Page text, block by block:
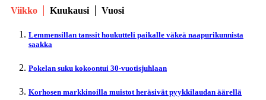
Viikko Kuukausi Vuosi
Lemmensillan tanssit houkutteli paikalle väkeä naapurikunnista
saakka
Pokelan suku kokoontui 30-vuotisjuhlaan
Korhosen markkinoilla muistot heräsivät pyykkilaudan äärellä